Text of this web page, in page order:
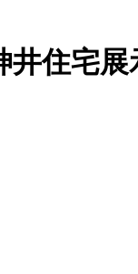
井住宅